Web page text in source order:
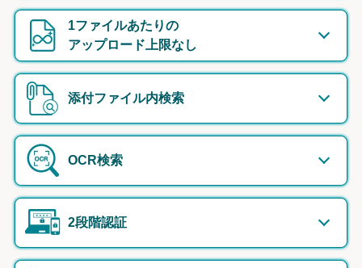
1ファイルあたりの
アップロード上限なし
添付ファイル内検索
OCR検索
2段階認証